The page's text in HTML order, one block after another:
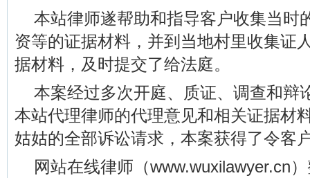
本站律师遂帮助和指导客户收集当时
资等的证据材料，并到当地村里收集证
据材料，及时提交了给法庭。
本案经过多次开庭、质证、调查和辩
本站代理律师的代理意见和相关证据材
姑姑的全部诉讼请求，本案获得了令客
网站在线律师（www.wuxilawyer.cn